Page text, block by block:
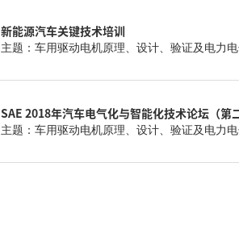
新能源汽车关键技术培训
主题：车用驱动电机原理、设计、验证及电力
SAE 2018年汽车电气化与智能化技术论坛（第
主题：车用驱动电机原理、设计、验证及电力